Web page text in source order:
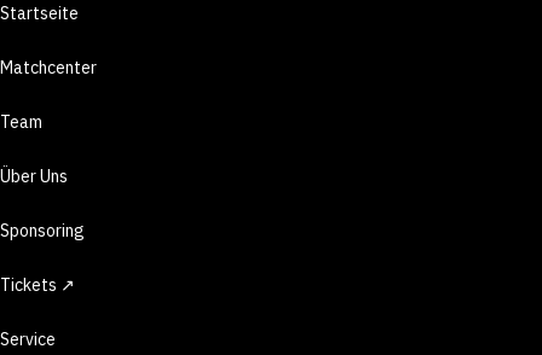
Startseite
Matchcenter
Team
Über Uns
Sponsoring
Tickets ↗
Service